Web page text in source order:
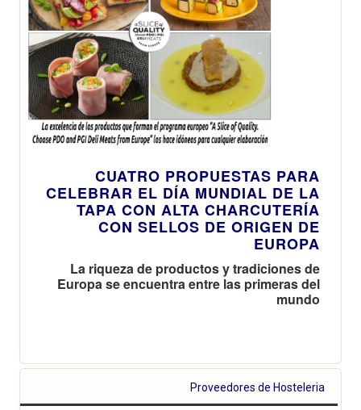
CUATRO PROPUESTAS PARA
CELEBRAR EL DÍA MUNDIAL DE LA
TAPA CON ALTA CHARCUTERÍ­A
CON SELLOS DE ORIGEN DE
EUROPA
La riqueza de productos y tradiciones de
Europa se encuentra entre las primeras del
mundo
Proveedores de Hosteleria